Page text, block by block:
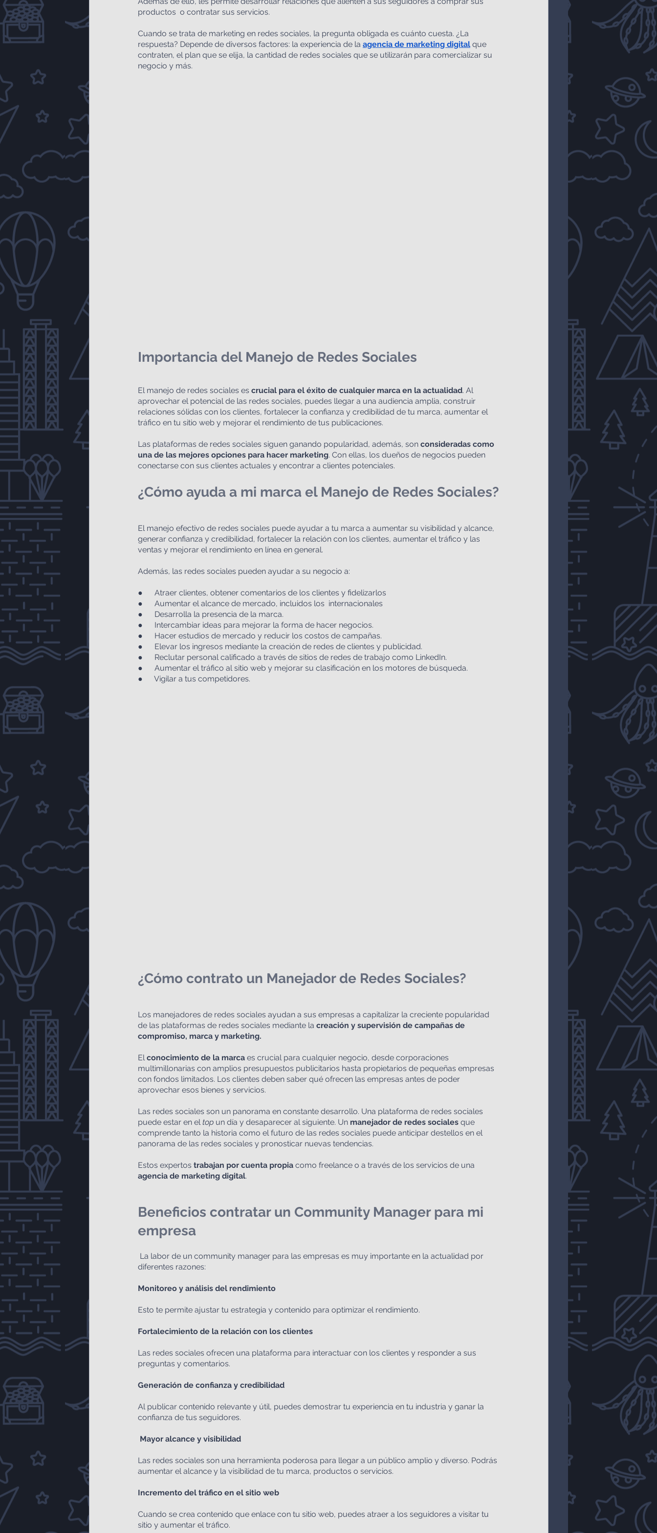
productos  o contratar sus servicios.
Cuando se trata de marketing en redes sociales, la pregunta obligada es cuánto cuesta. ¿La
respuesta? Depende de diversos factores: la experiencia de la agencia de marketing digital que
contraten, el plan que se elija, la cantidad de redes sociales que se utilizarán para comercializar su
negocio y más.
Importancia del Manejo de Redes Sociales
El manejo de redes sociales es crucial para el éxito de cualquier marca en la actualidad. Al
aprovechar el potencial de las redes sociales, puedes llegar a una audiencia amplia, construir
relaciones sólidas con los clientes, fortalecer la confianza y credibilidad de tu marca, aumentar el
tráfico en tu sitio web y mejorar el rendimiento de tus publicaciones.
Las plataformas de redes sociales siguen ganando popularidad, además, son consideradas como
una de las mejores opciones para hacer marketing. Con ellas, los dueños de negocios pueden
conectarse con sus clientes actuales y encontrar a clientes potenciales.
¿Cómo ayuda a mi marca el Manejo de Redes Sociales?
El manejo efectivo de redes sociales puede ayudar a tu marca a aumentar su visibilidad y alcance,
generar confianza y credibilidad, fortalecer la relación con los clientes, aumentar el tráfico y las
ventas y mejorar el rendimiento en línea en general.
Además, las redes sociales pueden ayudar a su negocio a:
●      Atraer clientes, obtener comentarios de los clientes y fidelizarlos
●      Aumentar el alcance de mercado, incluidos los  internacionales
●      Desarrolla la presencia de la marca.
●      Intercambiar ideas para mejorar la forma de hacer negocios.
●      Hacer estudios de mercado y reducir los costos de campañas.
●      Elevar los ingresos mediante la creación de redes de clientes y publicidad.
●      Reclutar personal calificado a través de sitios de redes de trabajo como LinkedIn.
●      Aumentar el tráfico al sitio web y mejorar su clasificación en los motores de búsqueda.
●      Vigilar a tus competidores.
¿Cómo contrato un Manejador de Redes Sociales?
Los manejadores de redes sociales ayudan a sus empresas a capitalizar la creciente popularidad
de las plataformas de redes sociales mediante la creación y supervisión de campañas de
compromiso, marca y marketing.
El conocimiento de la marca es crucial para cualquier negocio, desde corporaciones
multimillonarias con amplios presupuestos publicitarios hasta propietarios de pequeñas empresas
con fondos limitados. Los clientes deben saber qué ofrecen las empresas antes de poder
aprovechar esos bienes y servicios.
Las redes sociales son un panorama en constante desarrollo. Una plataforma de redes sociales
puede estar en el top un día y desaparecer al siguiente. Un manejador de redes sociales que
comprende tanto la historia como el futuro de las redes sociales puede anticipar destellos en el
panorama de las redes sociales y pronosticar nuevas tendencias.
Estos expertos trabajan por cuenta propia como freelance o a través de los servicios de una
agencia de marketing digital.
Beneficios contratar un Community Manager para mi
empresa
diferentes razones:
Monitoreo y análisis del rendimiento
Esto te permite ajustar tu estrategia y contenido para optimizar el rendimiento.
Fortalecimiento de la relación con los clientes
Las redes sociales ofrecen una plataforma para interactuar con los clientes y responder a sus
preguntas y comentarios.
Generación de confianza y credibilidad
Al publicar contenido relevante y útil, puedes demostrar tu experiencia en tu industria y ganar la
confianza de tus seguidores.
Mayor alcance y visibilidad
Las redes sociales son una herramienta poderosa para llegar a un público amplio y diverso. Podrás
aumentar el alcance y la visibilidad de tu marca, productos o servicios.
Incremento del tráfico en el sitio web
Cuando se crea contenido que enlace con tu sitio web, puedes atraer a los seguidores a visitar tu
sitio y aumentar el tráfico.